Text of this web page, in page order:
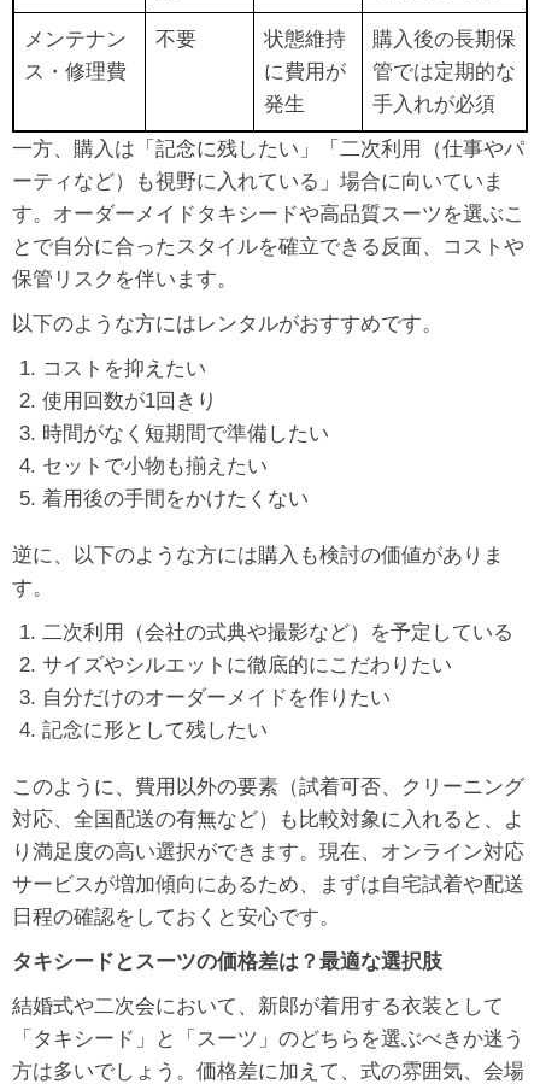
メンテナン
ス・修理費
不要
状態維持
に費用が
発生
購入後の長期保
管では定期的な
手入れが必須
一方、購入は「記念に残したい」「二次利用（仕事やパ
ーティなど）も視野に入れている」場合に向いていま
す。オーダーメイドタキシードや高品質スーツを選ぶこ
とで自分に合ったスタイルを確立できる反面、コストや
保管リスクを伴います。
以下のような方にはレンタルがおすすめです。
コストを抑えたい
使用回数が1回きり
時間がなく短期間で準備したい
セットで小物も揃えたい
着用後の手間をかけたくない
逆に、以下のような方には購入も検討の価値がありま
す。
二次利用（会社の式典や撮影など）を予定している
サイズやシルエットに徹底的にこだわりたい
自分だけのオーダーメイドを作りたい
記念に形として残したい
このように、費用以外の要素（試着可否、クリーニング
対応、全国配送の有無など）も比較対象に入れると、よ
り満足度の高い選択ができます。現在、オンライン対応
サービスが増加傾向にあるため、まずは自宅試着や配送
日程の確認をしておくと安心です。
タキシードとスーツの価格差は？最適な選択肢
結婚式や二次会において、新郎が着用する衣装として
「タキシード」と「スーツ」のどちらを選ぶべきか迷う
方は多いでしょう。価格差に加えて、式の雰囲気、会場